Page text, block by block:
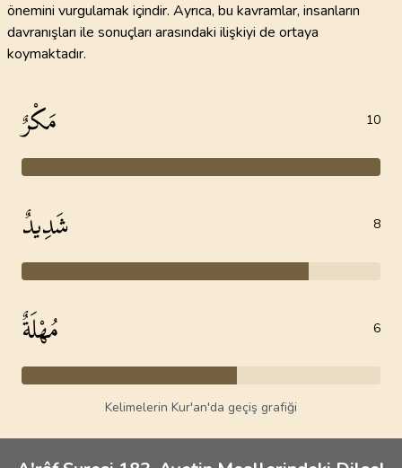
önemini vurgulamak içindir. Ayrıca, bu kavramlar, insanların
davranışları ile sonuçları arasındaki ilişkiyi de ortaya
koymaktadır.
مَكْرٌ 10
شَدِيدٌ 8
مُهْلَةٌ 6
Kelimelerin Kur'an'da geçiş grafiği